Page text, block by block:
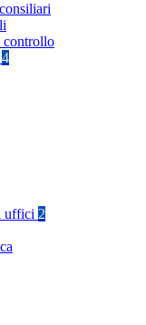
controllo
4
uffici 2